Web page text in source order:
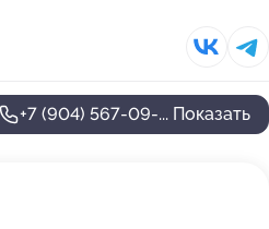
+7 (904) 567-09-... Показать